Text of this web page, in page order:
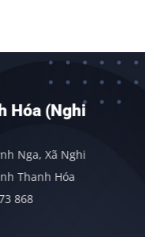
Trụ
Thành
+